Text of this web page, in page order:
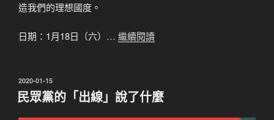
造我們的理想國度。
日期：1月18日（六）… 繼續閱讀
發
佈
於
2020-01-15
民眾黨的「出線」說了什麼